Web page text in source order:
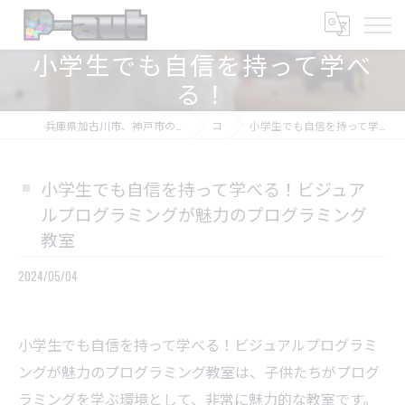
小学生でも自信を持って学べ
る！
コラム 小学生でも自信を持って学べる！ビジュアルプログラミングが魅力のプログラミング教室
小学生でも自信を持って学べる！ビジュア
ルプログラミングが魅力のプログラミング
教室
2024/05/04
小学生でも自信を持って学べる！ビジュアルプログラミ
ングが魅力のプログラミング教室は、子供たちがプログ
ラミングを学ぶ環境として、非常に魅力的な教室です。